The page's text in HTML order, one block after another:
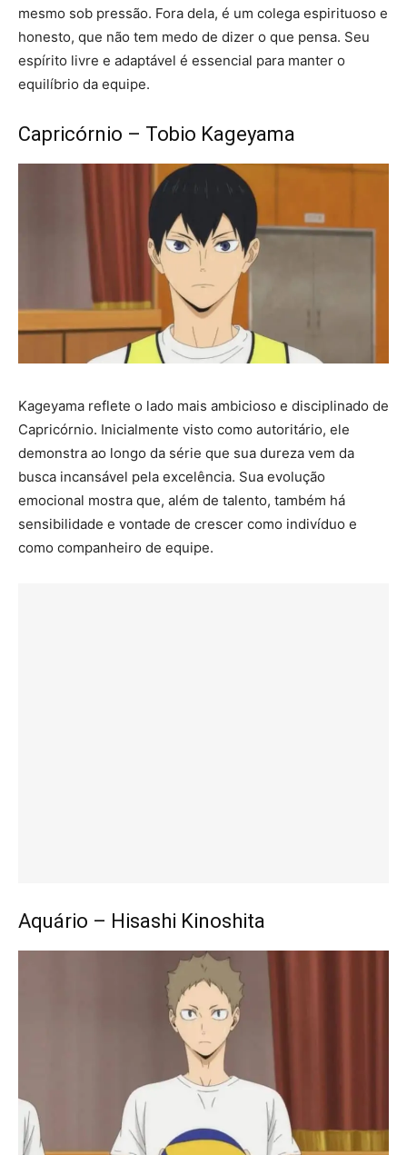
mesmo sob pressão. Fora dela, é um colega espirituoso e
honesto, que não tem medo de dizer o que pensa. Seu
espírito livre e adaptável é essencial para manter o
equilíbrio da equipe.
Capricórnio – Tobio Kageyama
Kageyama reflete o lado mais ambicioso e disciplinado de
Capricórnio. Inicialmente visto como autoritário, ele
demonstra ao longo da série que sua dureza vem da
busca incansável pela excelência. Sua evolução
emocional mostra que, além de talento, também há
sensibilidade e vontade de crescer como indivíduo e
como companheiro de equipe.
Aquário – Hisashi Kinoshita